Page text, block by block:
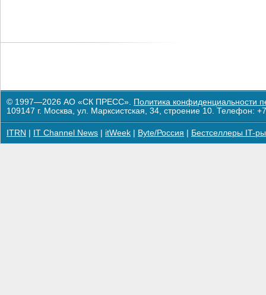
© 1997—2026 АО «СК ПРЕСС». Политика конфиденциальности
109147 г. Москва, ул. Марксистская, 34, строение 10. Телефон:
ITRN IT Channel News itWeek Byte/Россия Бестселлеры IT-